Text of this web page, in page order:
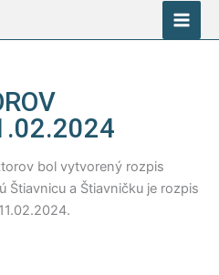
bol vytvorený rozpis
Štiavnicu a Štiavničku je rozpis